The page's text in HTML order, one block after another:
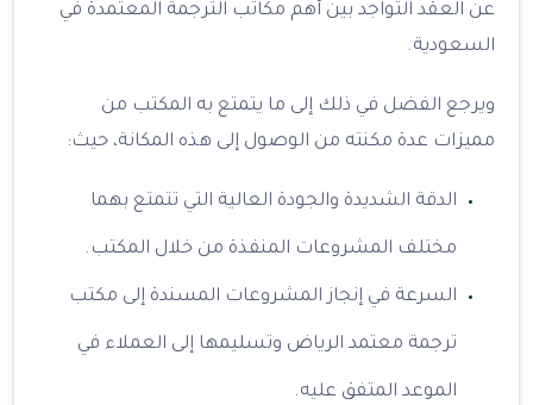
عن العقد التواجد بين أهم مكاتب الترجمة المعتمدة في
السعودية.
ويرجع الفضل في ذلك إلى ما يتمتع به المكتب من
مميزات عدة مكنته من الوصول إلى هذه المكانة، حيث:
الدقة الشديدة والجودة العالية التي تتمتع بهما
مختلف المشروعات المنفذة من خلال المكتب.
السرعة في إنجاز المشروعات المسندة إلى مكتب
ترجمة معتمد الرياض وتسليمها إلى العملاء في
الموعد المتفق عليه.